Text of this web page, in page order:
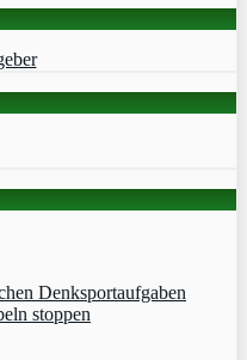
Denksportaufgaben
stoppen